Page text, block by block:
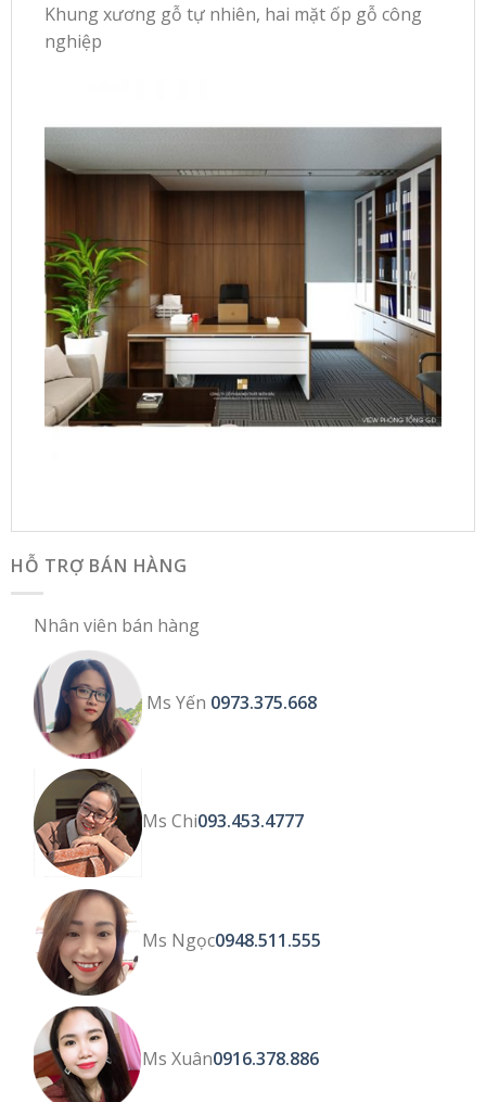
Khung xương gỗ tự nhiên, hai mặt ốp gỗ công
nghiệp
HỖ TRỢ BÁN HÀNG
Nhân viên bán hàng
Ms Yến 0973.375.668
Ms Chi093.453.4777
Ms Ngọc0948.511.555
Ms Xuân0916.378.886